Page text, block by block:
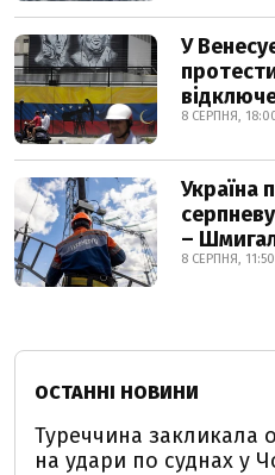
У
8 СЕРПНЯ,
Україна
–
8 СЕРПНЯ, 11:50
ОСТАННІ НОВИНИ
Туреччина закликала
на удари по суднах у